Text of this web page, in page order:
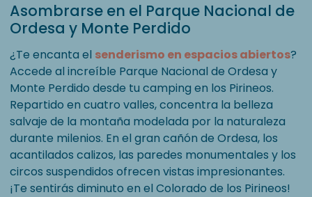
Asombrarse en el Parque Nacional de
Ordesa y Monte Perdido
¿Te encanta el senderismo en espacios abiertos?
Accede al increíble Parque Nacional de Ordesa y
Monte Perdido desde tu camping en los Pirineos.
Repartido en cuatro valles, concentra la belleza
salvaje de la montaña modelada por la naturaleza
durante milenios. En el gran cañón de Ordesa, los
acantilados calizos, las paredes monumentales y los
circos suspendidos ofrecen vistas impresionantes.
¡Te sentirás diminuto en el Colorado de los Pirineos!